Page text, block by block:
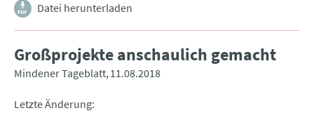
Datei herunterladen
Großprojekte anschaulich gemacht
Mindener Tageblatt 11.08.2018
Letzte Änderung